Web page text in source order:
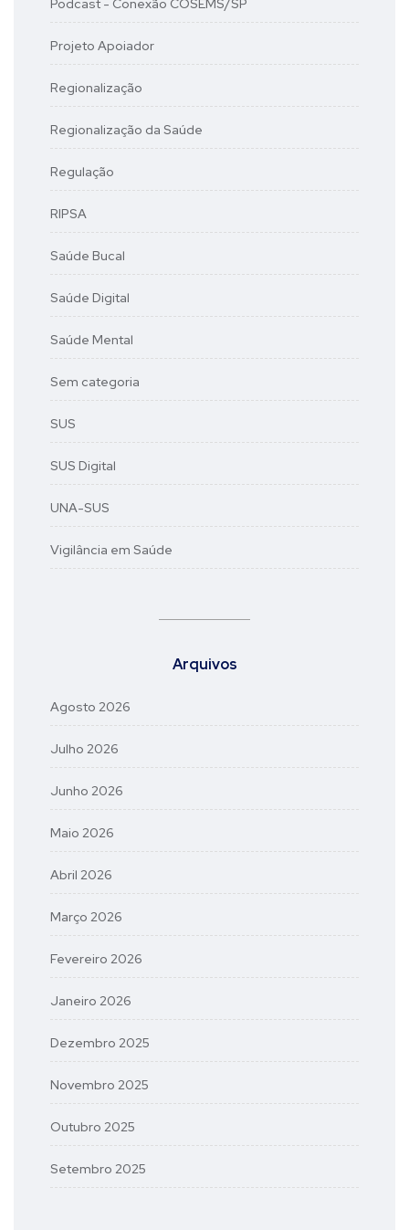
Podcast - Conexão COSEMS/SP
Projeto Apoiador
Regionalização
Regionalização da Saúde
Regulação
RIPSA
Saúde Bucal
Saúde Digital
Saúde Mental
Sem categoria
SUS
SUS Digital
UNA-SUS
Vigilância em Saúde
Arquivos
Agosto 2026
Julho 2026
Junho 2026
Maio 2026
Abril 2026
Março 2026
Fevereiro 2026
Janeiro 2026
Dezembro 2025
Novembro 2025
Outubro 2025
Setembro 2025